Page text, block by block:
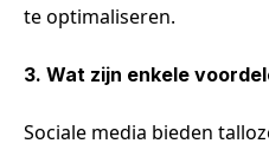
te optimaliseren.
3. Wat zijn enkele
Sociale media bieden